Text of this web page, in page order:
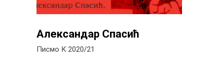
Александар Спасић
Писмо К 2020/21